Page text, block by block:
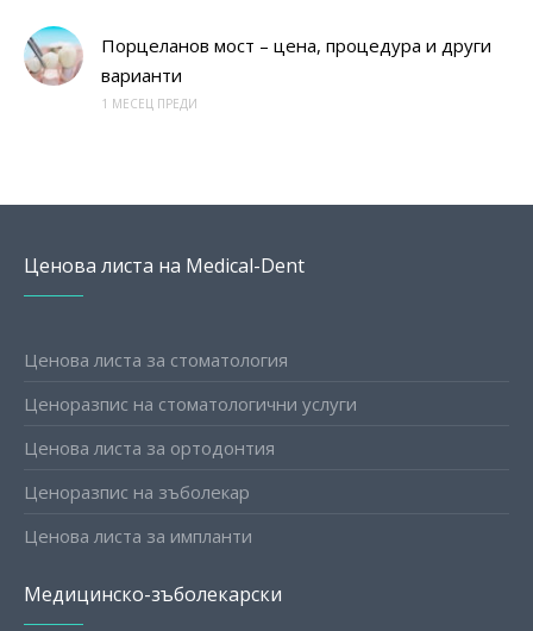
Порцеланов мост – цена, процедура и други
варианти
1 МЕСЕЦ ПРЕДИ
Ценова листа на Medical-Dent
Ценова листа за стоматология
Ценоразпис на стоматологични услуги
Ценова листа за ортодонтия
Ценоразпис на зъболекар
Ценова листа за импланти
Медицинско-зъболекарски